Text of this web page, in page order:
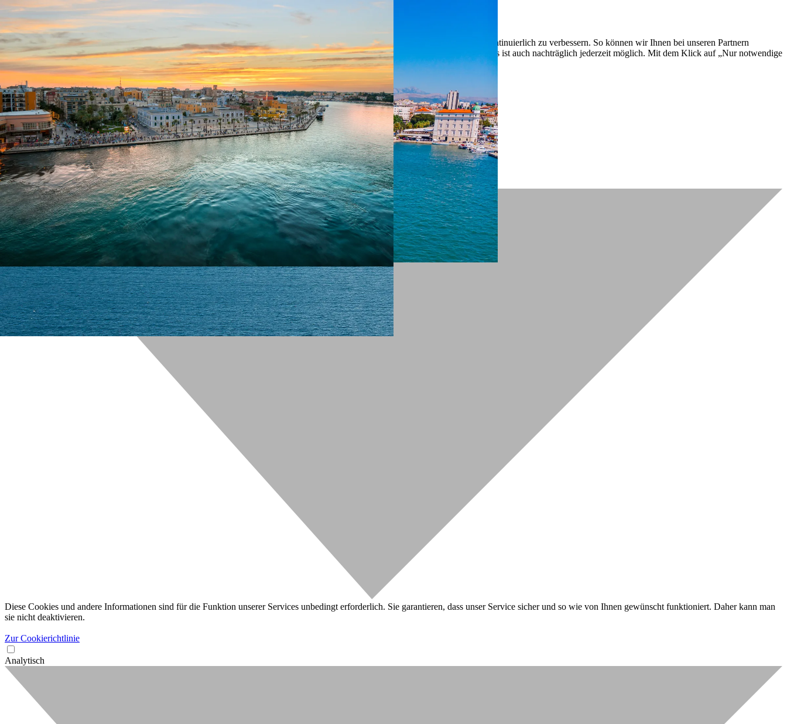
Nur notwendige Cookies
Unvergleichlich lecker
Mit dem Klick auf „geht klar” ermöglichen Sie uns Ihnen über Cookies ein verbessertes Nutzungserlebnis zu servieren und dieses kontinuierlich zu verbessern. So können wir Ihnen bei unseren Partnern
personalisierte Werbung und passende Angebote anzeigen. Über „anpassen” können Sie Ihre persönlichen Präferenzen festlegen. Dies ist auch nachträglich jederzeit möglich. Mit dem Klick auf „Nur notwendige
Cookies” werden lediglich technisch notwendige Cookies gespeichert.
Anpassen Geht klar
Datenschutzerklärung
Cookierichtlinie Impressum
« zurück
Ihre Cookie-Präferenzen verwalten
Wählen Sie, welche Cookies Sie auf check24.de akzeptieren.
Die Cookierichtlinie finden Siehier.
Notwendig
Diese Cookies und andere Informationen sind für die Funktion unserer Services unbedingt erforderlich. Sie garantieren, dass unser Service sicher und so wie von Ihnen gewünscht funktioniert. Daher kann man
sie nicht deaktivieren.
Zur Cookierichtlinie
Analytisch